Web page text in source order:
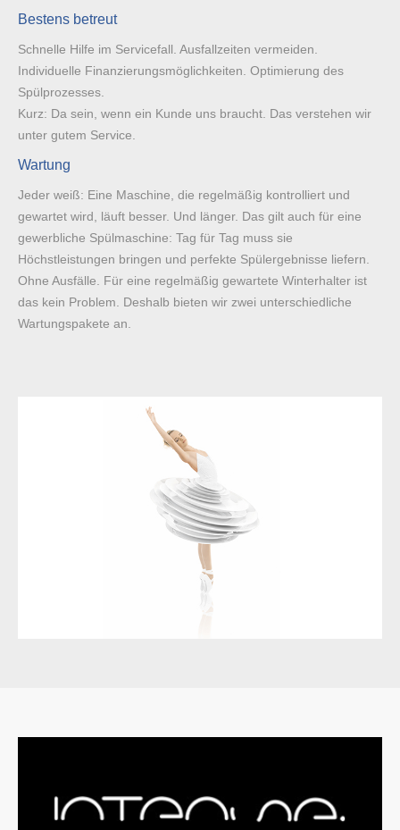
Bestens betreut
Schnelle Hilfe im Servicefall. Ausfallzeiten vermeiden.
Individuelle Finanzierungsmöglichkeiten. Optimierung des
Spülprozesses.
Kurz: Da sein, wenn ein Kunde uns braucht. Das verstehen wir
unter gutem Service.
Wartung
Jeder weiß: Eine Maschine, die regelmäßig kontrolliert und
gewartet wird, läuft besser. Und länger. Das gilt auch für eine
gewerbliche Spülmaschine: Tag für Tag muss sie
Höchstleistungen bringen und perfekte Spülergebnisse liefern.
Ohne Ausfälle. Für eine regelmäßig gewartete Winterhalter ist
das kein Problem. Deshalb bieten wir zwei unterschiedliche
Wartungspakete an.